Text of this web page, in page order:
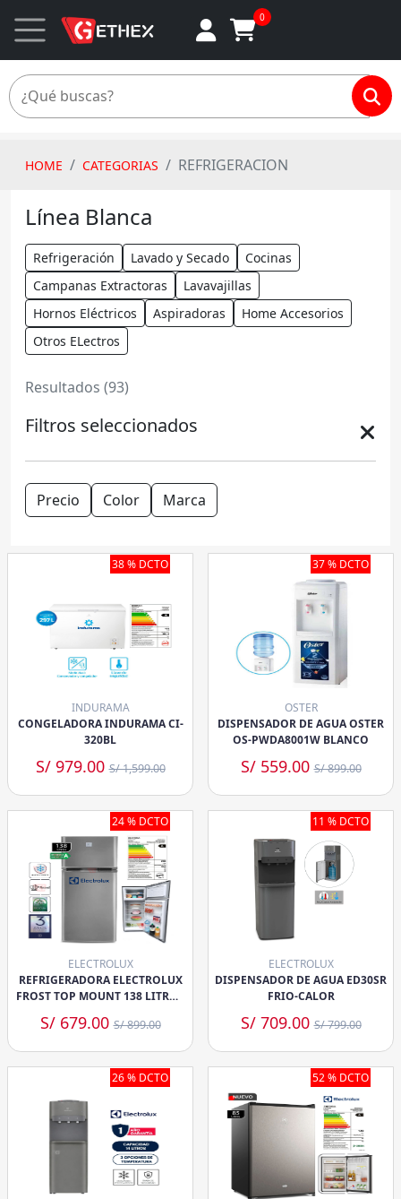
0
HOME CATEGORIAS REFRIGERACION
Línea Blanca
Refrigeración Lavado y Secado
Cocinas
Campanas Extractoras
Lavavajillas
Hornos Eléctricos
Aspiradoras
Home Accesorios
Otros ELectros
Resultados (93)
Filtros seleccionados
Precio Color Marca
38 % DCTO
INDURAMA
CONGELADORA INDURAMA CI-
320BL
S/ 979.00S/ 1,599.00
37 % DCTO
OSTER
DISPENSADOR DE AGUA OSTER
OS-PWDA8001W BLANCO
S/ 559.00S/ 899.00
24 % DCTO
ELECTROLUX
REFRIGERADORA ELECTROLUX
FROST TOP MOUNT 138 LITROS
S/ 679.00S/ 899.00
11 % DCTO
ELECTROLUX
DISPENSADOR DE AGUA ED30SR
FRIO-CALOR
S/ 709.00S/ 799.00
26 % DCTO 52 % DCTO